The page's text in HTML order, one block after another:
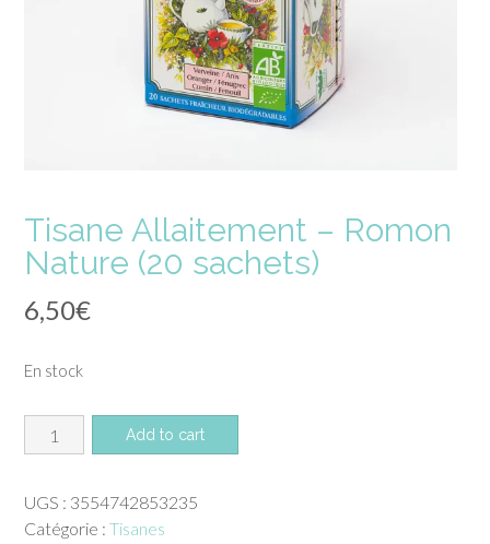
Tisane Allaitement – Romon
Nature (20 sachets)
6,50€
En stock
quantité
de
Allaitement
-
Add to cart
UGS : 3554742853235
Catégorie : Tisanes